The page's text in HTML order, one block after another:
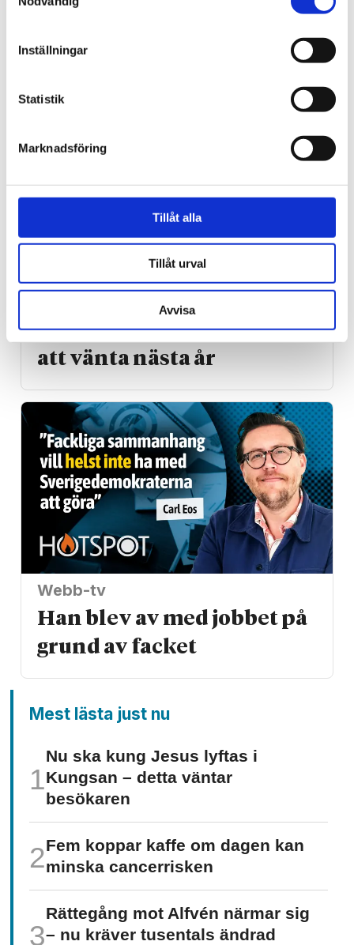
Inställningar
Statistik
Marknadsföring
Tillåt alla
Tillåt urval
Avvisa
18-åring hade med sig
bibel när han sökte vård
Blygsam bidrags­höjning
att vänta nästa år
Webb-tv
Han blev av med jobbet på
grund av facket
Mest lästa just nu
Nu ska kung Jesus lyftas i
Kungsan – detta väntar
besökaren
Fem koppar kaffe om dagen kan
minska cancer­risken
Rättegång mot Alfvén närmar sig
– nu kräver tusentals ändrad